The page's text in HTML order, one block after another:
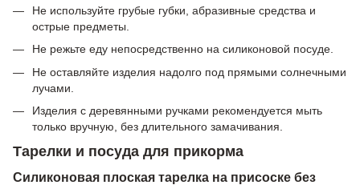
Не используйте грубые губки, абразивные средства и
острые предметы.
Не режьте еду непосредственно на силиконовой посуде.
Не оставляйте изделия надолго под прямыми солнечными
лучами.
Изделия с деревянными ручками рекомендуется мыть
только вручную, без длительного замачивания.
Тарелки и посуда для прикорма
Силиконовая плоская тарелка на присоске без